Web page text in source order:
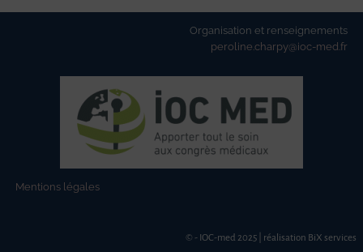
Organisation et renseignements
peroline.charpy@ioc-med.fr
Mentions légales
© - IOC-med 2025 | réalisation BiX services